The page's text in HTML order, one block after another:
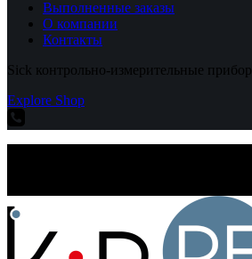
Выполненные заказы
О компании
Контакты
Sick контрольно-измерительные
Explore Shop